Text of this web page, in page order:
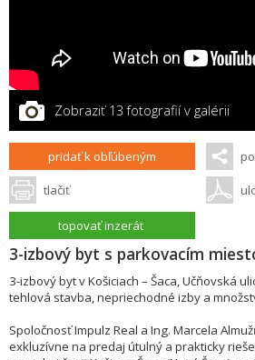
Zobraziť 13 fotografií v galérii
pridať k obľúbeným
tlačiť
topovať inzerát
3-izbový byt s parkovacím
3-izbový byt v Košiciach – Šaca, Učňovská
tehlová stavba, nepriechodné izby a
Spoločnosť Impulz Real a Ing. Marcela
exkluzívne na predaj útulný a prakticky